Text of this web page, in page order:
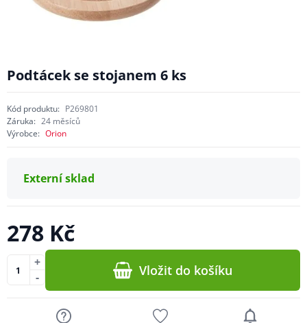
Podtácek se stojanem 6 ks
Kód produktu: P269801
Záruka: 24 měsíců
Výrobce: Orion
Externí sklad
278 Kč
-
+ Vložit do košíku